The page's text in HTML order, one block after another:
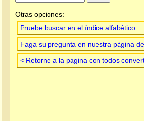
Otras opciones:
Pruebe buscar en el índice alfabético
Haga su pregunta en nuestra página
< Retorne a la página con todos